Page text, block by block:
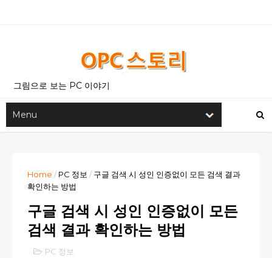
그림으로 보는 PC 이야기
Home / PC 정보 / 구글 검색 시 성인 인증없이 모든 검색 결과
확인하는 방법
구글 검색 시 성인 인증없이 모든
검색 결과 확인하는 방법
PC 정보